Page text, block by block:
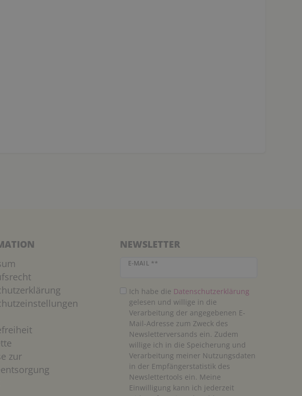
zur
NEWSLETTER
E-MAIL **
Newsletter Honig
Ich habe die Daten­schutz­erklärung
gelesen und willige in die
Verarbeitung der angegebenen E-
Mail-Adresse zum Zweck des
Newsletterversands ein. Zudem
willige ich in die Speicherung und
Verarbeitung meiner Nutzungsdaten
in der Empfängerstatistik des
Newslettertools ein. Meine
Einwilligung kann ich jederzeit